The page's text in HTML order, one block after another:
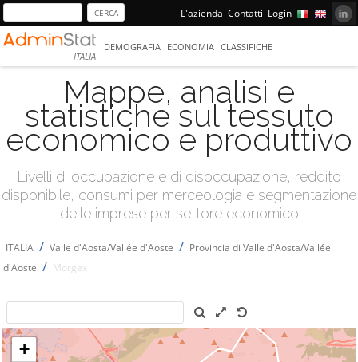
L'azienda Contatti Login
ITALIA
DEMOGRAFIA ECONOMIA CLASSIFICHE
Mappe, analisi e
statistiche sul tessuto
economico e produttivo
Livelli di occupazione e di disoccupazione, reddito
disponibile, consumi per merceologia e segmentazione
delle imprese per settore economico
ITALIA / Valle d'Aosta/Vallée d'Aoste / Provincia di Valle d'Aosta/Vallée
d'Aoste / Morgex